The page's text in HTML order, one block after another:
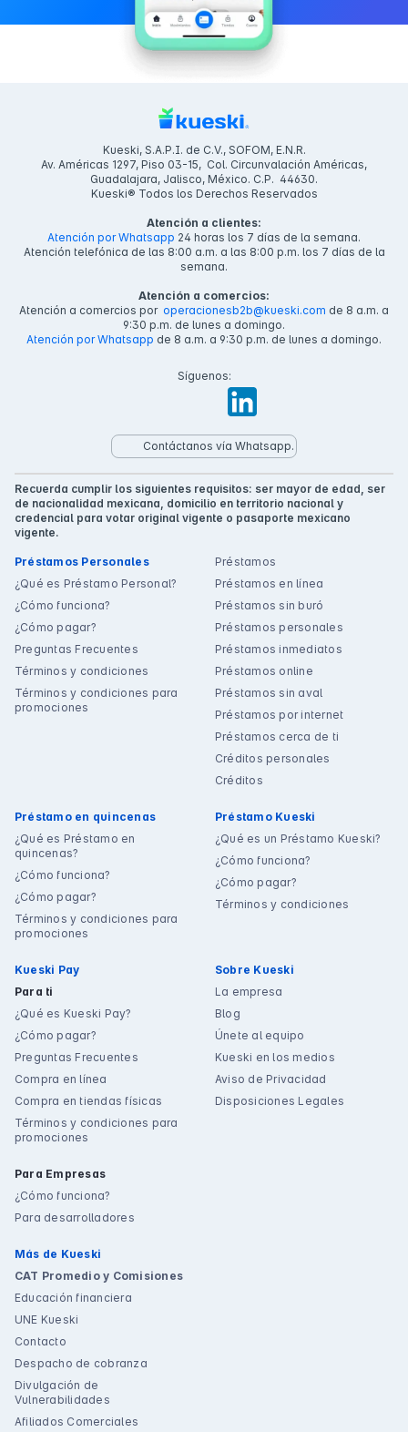
Kueski, S.A.P.I. de C.V., SOFOM, E.N.R.
Av. Américas 1297, Piso 03-15, Col. Circunvalación Américas,
Guadalajara, Jalisco, México. C.P. 44630.
Kueski® Todos los Derechos Reservados
Atención a clientes:
Atención por Whatsapp 24 horas los 7 días de la semana.
Atención telefónica de las 8:00 a.m. a las 8:00 p.m. los 7 días de la
semana.
Atención a comercios:
Atención a comercios por operacionesb2b@kueski.com de 8 a.m. a
9:30 p.m. de lunes a domingo.
Atención por Whatsapp de 8 a.m. a 9:30 p.m. de lunes a domingo.
Síguenos:
Contáctanos vía Whatsapp.
Recuerda cumplir los siguientes requisitos: ser mayor de edad, ser
de nacionalidad mexicana, domicilio en territorio nacional y
credencial para votar original vigente o pasaporte mexicano
vigente.
Préstamos Personales
¿Qué es Préstamo Personal?
¿Cómo funciona?
¿Cómo pagar?
Preguntas Frecuentes
Términos y condiciones
Términos y condiciones para
promociones
Préstamos
Préstamos en línea
Préstamos sin buró
Préstamos personales
Préstamos inmediatos
Préstamos online
Préstamos sin aval
Préstamos por internet
Préstamos cerca de ti
Créditos personales
Créditos
Préstamo en quincenas
¿Qué es Préstamo en
quincenas?
¿Cómo funciona?
¿Cómo pagar?
Términos y condiciones para
promociones
Préstamo Kueski
¿Qué es un Préstamo Kueski?
¿Cómo funciona?
¿Cómo pagar?
Términos y condiciones
Kueski Pay
Para ti
¿Qué es Kueski Pay?
¿Cómo pagar?
Preguntas Frecuentes
Compra en línea
Compra en tiendas físicas
Términos y condiciones para
promociones
Para Empresas
¿Cómo funciona?
Para desarrolladores
Sobre Kueski
La empresa
Blog
Únete al equipo
Kueski en los medios
Aviso de Privacidad
Disposiciones Legales
Más de Kueski
CAT Promedio y Comisiones
Educación financiera
UNE Kueski
Contacto
Despacho de cobranza
Divulgación de
Vulnerabilidades
Afiliados Comerciales